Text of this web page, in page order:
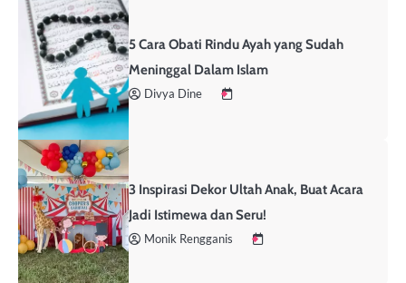
5 Cara Obati Rindu Ayah yang Sudah
Meninggal Dalam Islam
Divya Dine
3 Inspirasi Dekor Ultah Anak, Buat Acara
Jadi Istimewa dan Seru!
Monik Rengganis